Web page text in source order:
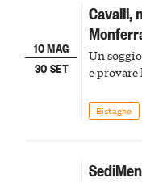
10 MAG
30 SET
Cavalli,
Un
e
Bistagno